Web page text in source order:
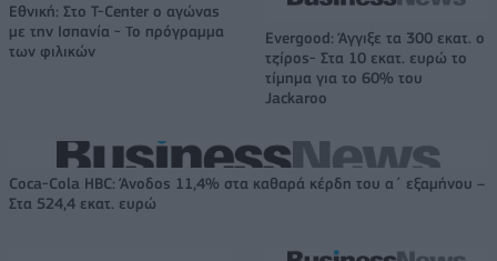
Εθνική: Στο T-Center ο αγώνας
με την Ισπανία - Το πρόγραμμα
των φιλικών
Evergood: Άγγιξε τα 300 εκατ. ο
τζίρος- Στα 10 εκατ. ευρώ το
τίμημα για το 60% του
Jackaroo
Coca-Cola HBC: Άνοδος 11,4% στα καθαρά κέρδη του α΄ εξαμήνου –
Στα 524,4 εκατ. ευρώ